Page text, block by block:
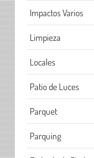
Impactos Varios
Limpieza
Locales
Patio de Luces
Parquet
Parquing